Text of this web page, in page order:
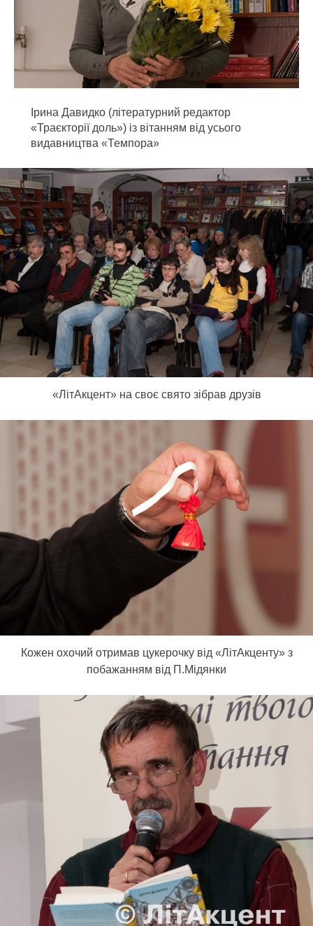
Ірина Давидко (літературний редактор
«Траєкторії доль») із вітанням від усього
видавництва «Темпора»
«ЛітАкцент» на своє свято зібрав друзів
Кожен охочий отримав цукерочку від «ЛітАкценту» з
побажанням від П.Мідянки